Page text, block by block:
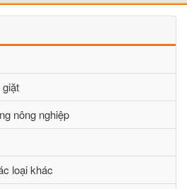
nông nghiệp
loại khác